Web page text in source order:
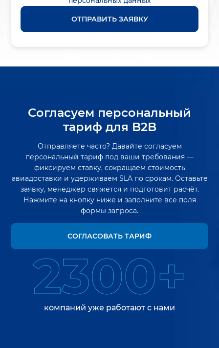
ОТПРАВИТЬ ЗАЯВКУ
Согласуем персональный
тариф для B2B
Отправляете часто? Давайте согласуем
персональный тариф под ваши требования —
фиксируем ставку, сокращаем стоимость
авиадоставки и удерживаем SLA по срокам. Оставьте
заявку, менеджер свяжется и подготовит расчёт.
Нажмите на кнопку ниже и заполните все поля
формы запроса.
СОГЛАСОВАТЬ ТАРИФ
2300+
компаний уже работают с нами